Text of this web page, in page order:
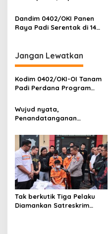
Dandim 0402/OKI Panen
Raya Padi Serentak di 14
Jangan Lewatkan
Kodim 0402/OKI-OI Tanam
Padi Perdana Program
Benawa
Wujud nyata,
Penandatanganan
Berantas Halinar di
Lingkungan
Pemasyarakatan
Kayuagung ( LP )
Tak berkutik Tiga Pelaku
Diamankan Satreskrim